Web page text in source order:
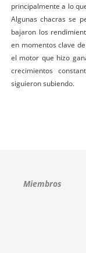
principalmente a lo
Algunas chacras se
bajaron los
en momentos clave
el motor que hizo
crecimientos
siguieron subiendo.
Miembros